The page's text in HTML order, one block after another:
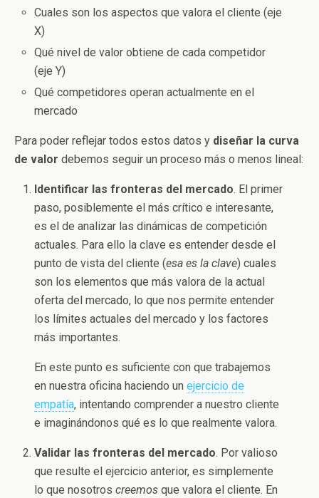
Cuales son los aspectos que valora el cliente (eje
X)
Qué nivel de valor obtiene de cada competidor
(eje Y)
Qué competidores operan actualmente en el
mercado
Para poder reflejar todos estos datos y diseñar la curva
de valor debemos seguir un proceso más o menos lineal:
Identificar las fronteras del mercado. El primer
paso, posiblemente el más crítico e interesante,
es el de analizar las dinámicas de competición
actuales. Para ello la clave es entender desde el
punto de vista del cliente (esa es la clave) cuales
son los elementos que más valora de la actual
oferta del mercado, lo que nos permite entender
los límites actuales del mercado y los factores
más importantes.
En este punto es suficiente con que trabajemos
en nuestra oficina haciendo unejercicio de
empatía, intentando comprender a nuestro cliente
e imaginándonos qué es lo que realmente valora.
Validar las fronteras del mercado. Por valioso
que resulte el ejercicio anterior, es simplemente
lo que nosotroscreemos que valora el cliente. En